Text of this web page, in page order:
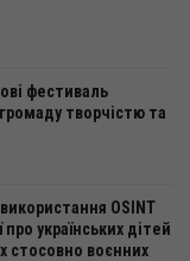
фестиваль
творчістю та
OSINT
українських дітей
стосовно воєнних